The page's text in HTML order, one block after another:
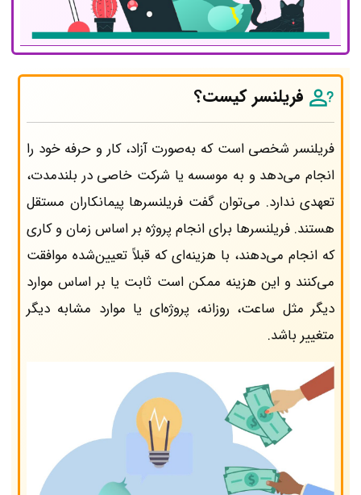
فریلنسر کیست؟
فریلنسر شخصی است که به‌صورت آزاد، کار و حرفه خود را
انجام می‌دهد و به موسسه یا شرکت خاصی در بلندمدت،
تعهدی ندارد. می‌توان گفت فریلنسرها پیمانکاران مستقل
هستند. فریلنسرها برای انجام پروژه بر اساس زمان و کاری
که انجام می‌دهند، با هزینه‌ای که قبلاً تعیین‌شده موافقت
می‌کنند و این هزینه ممکن است ثابت یا بر اساس موارد
دیگر مثل ساعت، روزانه، پروژه‌ای یا موارد مشابه دیگر
متغییر باشد.